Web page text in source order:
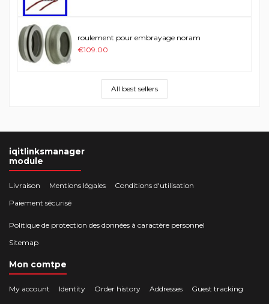
roulement pour embrayage noram
€109.00
All best sellers
iqitlinksmanager
module
Livraison Mentions légales
Conditions d'utilisation
Paiement sécurisé
Politique de protection des données à caractère personnel
Sitemap
Mon comtpe
My account Identity Order history Addresses Guest tracking